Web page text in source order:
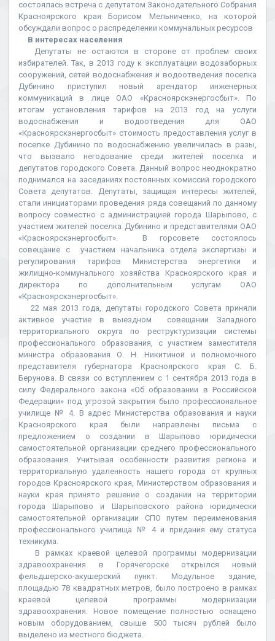
состоялась встреча с депутатом Законодательного Собрания
Красноярского края Борисом Мельниченко, на которой
обсуждали вопрос о распределении коммунальных ресурсов
В интересах населения
Депутаты не остаются в стороне от проблем своих
избирателей. Так, в 2013 году к эксплуатации водозаборных
сооружений, сетей водоснабжения и водоотведения поселка
Дубинино приступил новый арендатор инженерных
коммуникаций в лице ОАО «Красноярскэнергосбыт». По
итогам установления тарифов на 2013 год на услуги
водоснабжения и водоотведения для ОАО
«Красноярскэнергосбыт» стоимость предоставления услуг в
поселке Дубинино по водоснабжению увеличилась в разы,
что вызвало негодование среди жителей поселка и
депутатов городского Совета. Данный вопрос неоднократно
поднимался на заседаниях постоянных комиссий городского
Совета депутатов. Депутаты, защищая интересы жителей,
стали инициаторами проведения ряда совещаний по данному
вопросу совместно с администрацией города Шарыпово, с
участием жителей поселка Дубинино и представителями ОАО
«Красноярскэнергосбыт». В горсовете состоялось
совещание с участием начальника отдела экспертизы и
регулирования тарифов Министерства энергетики и
жилищно-коммунального хозяйства Красноярского края и
директора по дополнительным услугам ОАО
«Красноярскэнергосбыт».
22 мая 2013 года, депутаты городского Совета приняли
активное участие в выездном совещании Западного
территориального округа по реструктуризации системы
профессионального образования, с участием заместителя
министра образования О. Н. Никитиной и полномочного
представителя губернатора Красноярского края С. Б.
Берунова. В связи со вступлением с 1 сентября 2013 года в
силу Федерального закона «Об образовании в Российской
Федерации» под угрозой закрытия было профессиональное
училище № 4. В адрес Министерства образования и науки
Красноярского края были направлены письма с
предложением о создании в Шарыпово юридически
самостоятельной организации среднего профессионального
образования. Учитывая особенности развития региона и
территориальную удаленность нашего города от крупных
городов Красноярского края, Министерством образования и
науки края принято решение о создании на территории
города Шарыпово и Шарыповского района юридически
самостоятельной организации СПО путем переименования
профессионального училища № 4 и придания ему статуса
техникума.
В рамках краевой целевой программы модернизации
здравоохранения в Горячегорске открылся новый
фельдшерско-акушерский пункт. Модульное здание,
площадью 78 квадратных метров, было построено в рамках
краевой целевой программы модернизации
здравоохранения. Новое помещение полностью оснащено
новым оборудованием, свыше 500 тысяч рублей было
выделено из местного бюджета.